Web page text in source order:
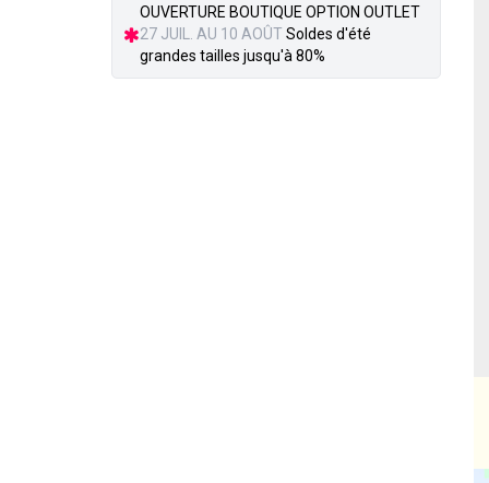
OUVERTURE BOUTIQUE OPTION OUTLET
27 JUIL. AU 10 AOÛT Soldes d'été
grandes tailles jusqu'à 80%